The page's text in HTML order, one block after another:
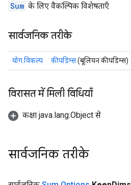
Sum के लिए वैकल्पिक विशेषताएँ
सार्वजनिक तरीके
योग.विकल्प कीपडिम्स(बूलियन कीपडिम्स)
विरासत में मिली विधियाँ
कक्षा java.lang.Object से
सार्वजनिक तरीके